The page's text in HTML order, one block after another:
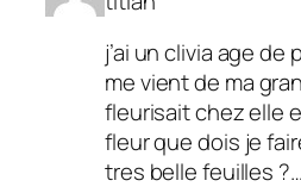
j’ai un clivia age de
me vient de ma
fleurisait chez elle
fleur que dois je
tres belle feuilles